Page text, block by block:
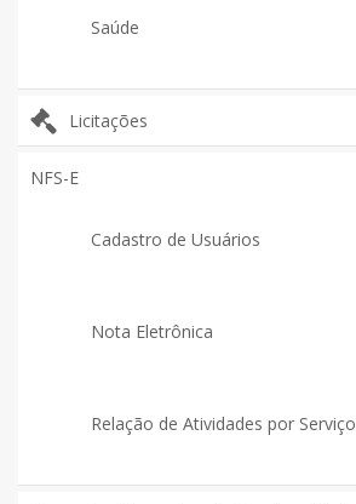
Saúde
Licitações
NFS-E
Cadastro de Usuários
Nota Eletrônica
Relação de Atividades por Serviço